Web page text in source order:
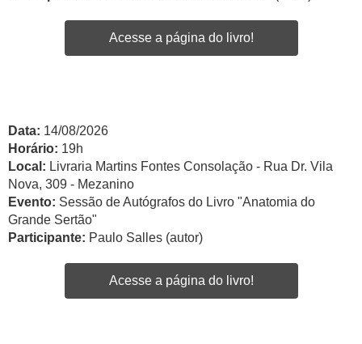
Acesse a página do livro!
Data: 14/08/2026
Horário: 19h
Local: Livraria Martins Fontes Consolação - Rua Dr. Vila
Nova, 309 - Mezanino
Evento: Sessão de Autógrafos do Livro "Anatomia do
Grande Sertão"
Participante: Paulo Salles (autor)
Acesse a página do livro!